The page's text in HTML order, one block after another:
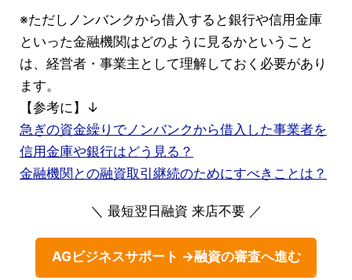
※ただしノンバンクから借入すると銀行や信用金庫
といった金融機関はどのように見るかということ
は、経営者・事業主として理解しておく必要があり
ます。
【参考に】↓
急ぎの資金繰りでノンバンクから借入した事業者を
信用金庫や銀行はどう見る？
金融機関との融資取引継続のためにすべきことは？
＼ 最短翌日融資 来店不要 ／
AGビジネスサポート →融資の審査へ進む